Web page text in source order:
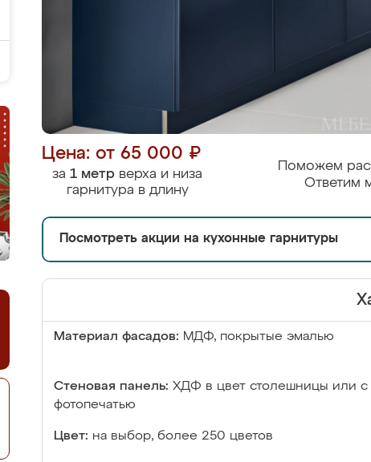
Цена: от 65 000 ₽
за 1 метр верха и низа
гарнитура в длину
Поможем
Ответим
Посмотреть акции на кухонные гарнитуры
Материал фасадов: МДФ, покрытые эмалью
Стеновая панель: ХДФ в цвет столешницы или с
фотопечатью
Цвет: на выбор, более 250 цветов